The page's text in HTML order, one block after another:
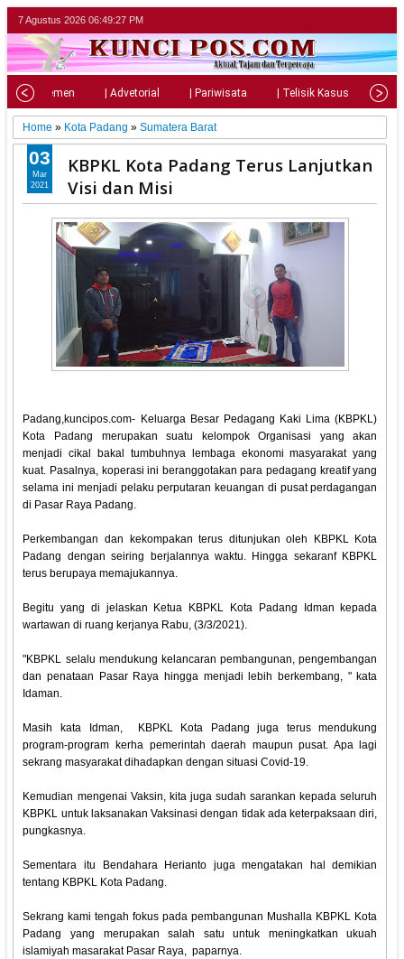
7 Agustus 2026 06:49:29 PM
| Parlemen | Advetorial | Pariwisata | Telisik Kasus |
Home » Kota Padang »Sumatera Barat
KBPKL Kota Padang Terus Lanjutkan
Visi dan Misi
Padang,kuncipos.com- Keluarga Besar Pedagang Kaki Lima (KBPKL)
Kota Padang merupakan suatu kelompok Organisasi yang akan
menjadi cikal bakal tumbuhnya lembaga ekonomi masyarakat yang
kuat. Pasalnya, koperasi ini beranggotakan para pedagang kreatif yang
selama ini menjadi pelaku perputaran keuangan di pusat perdagangan
di Pasar Raya Padang.
Perkembangan dan kekompakan terus ditunjukan oleh KBPKL Kota
Padang dengan seiring berjalannya waktu. Hingga sekaranf KBPKL
terus berupaya memajukannya.
Begitu yang di jelaskan Ketua KBPKL Kota Padang Idman kepada
wartawan di ruang kerjanya Rabu, (3/3/2021).
"KBPKL selalu mendukung kelancaran pembangunan, pengembangan
dan penataan Pasar Raya hingga menjadi lebih berkembang, " kata
Idaman.
Masih kata Idman, KBPKL Kota Padang juga terus mendukung
program-program kerha pemerintah daerah maupun pusat. Apa lagi
sekrang masyarakat dihadapkan dengan situasi Covid-19.
Kemudian mengenai Vaksin, kita juga sudah sarankan kepada seluruh
KBPKL untuk laksanakan Vaksinasi dengan tidak ada keterpaksaan diri,
pungkasnya.
Sementara itu Bendahara Herianto juga mengatakan hal demikian
tentang KBPKL Kota Padang.
Sekrang kami tengah fokus pada pembangunan Mushalla KBPKL Kota
Padang yang merupakan salah satu untuk meningkatkan ukuah
islamiyah masarakat Pasar Raya, paparnya.
03
Mar
2021